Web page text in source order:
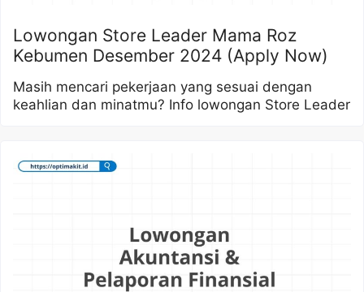
Lowongan Store Leader Mama Roz
Kebumen Desember 2024 (Apply Now)
Masih mencari pekerjaan yang sesuai dengan
keahlian dan minatmu? Info lowongan Store Leader